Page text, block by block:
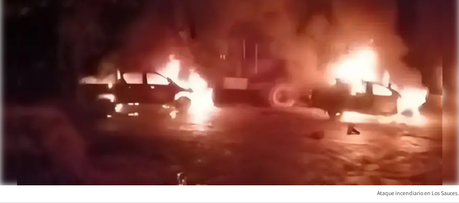
Ataque incendiario en Los Sauces.